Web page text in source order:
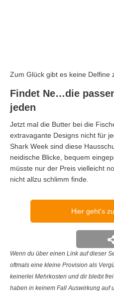
Zum Glück gibt es keine Delfine
Findet Ne…die
jeden
Jetzt mal die Butter bei die
extravagante Designs nicht für
Shark Week sind diese
neidische Blicke, bequem
müsste nur der Preis vielleicht
nicht allzu schlimm finde.
Hier geht's
Wenn du über einen Link auf dieser
oftmals eine kleine Provision als
keinerlei Mehrkosten und dir bleibt
haben in keinem Fall Auswirkung auf